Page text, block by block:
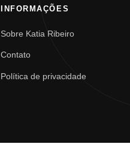
INFORMAÇÕES
Sobre Katia Ribeiro
Contato
Política de privacidade